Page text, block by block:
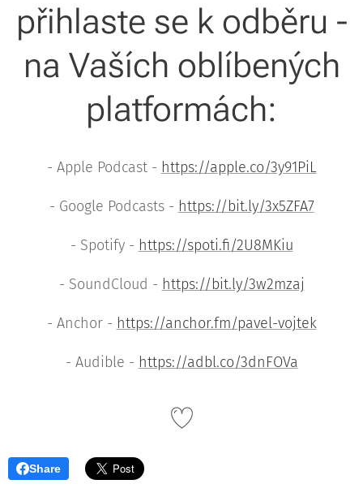
přihlaste se k odběru -
na Vaších oblíbených
platformách:
- Apple Podcast - https://apple.co/3y91PiL
- Google Podcasts - https://bit.ly/3x5ZFA7
- Spotify - https://spoti.fi/2U8MKiu
- SoundCloud - https://bit.ly/3w2mzaj
- Anchor - https://anchor.fm/pavel-vojtek
- Audible - https://adbl.co/3dnFOVa
Share